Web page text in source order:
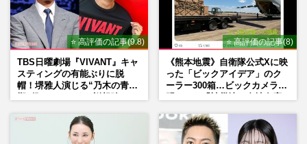
⭐ 高評価の記事(9.8)
TBS日曜劇場『VIVANT』キャ
スティングの有能ぶりに脱
帽！堺雅人演じる“乃木の青年
マン長男・櫻井海音だった
⭐ 高評価の記事(8)
《熊本地震》自衛隊公式Xに映
った「ビックアイデア」のク
ーラー300箱…ビックカメラが